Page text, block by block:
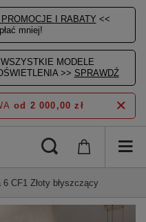
I RABATY <<
mniej!
MODELE
>> SPRAWDŹ
od 2 000,00 zł
6 CF1 Złoty błyszczący